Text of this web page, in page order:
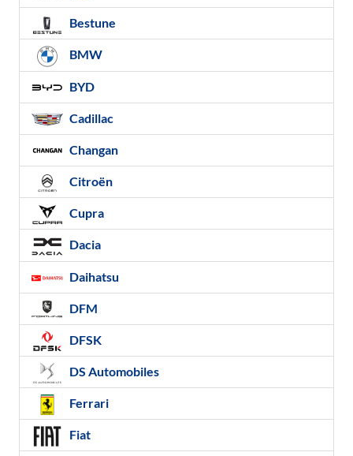
Bestune
BMW
BYD
Cadillac
Changan
Citroën
Cupra
Dacia
Daihatsu
DFM
DFSK
DS Automobiles
Ferrari
Fiat